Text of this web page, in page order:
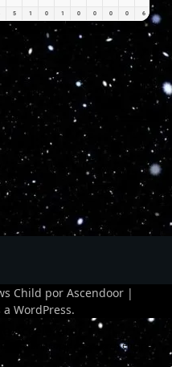
5 1 0 1 0 0 0 0 6 0.21
Child por Ascendoor |
a WordPress.
Accelerator
for people and search engines.